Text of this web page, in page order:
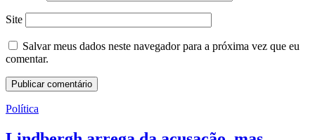
Site
Salvar meus dados neste navegador para a próxima vez que eu
comentar.
Política